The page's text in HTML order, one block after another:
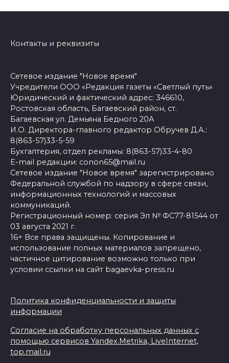
Контакты и реквизиты
Сетевое издание "Новое время"
Учредители ООО «Редакция газеты «Светлый путь»
Юридический и фактический адрес: 346610,
Ростовская область, Багаевский район, ст.
Багаевская ул. Демьяна Бедного 20А
И.О. Директора-главного редактор Обручев Д.А.:
8(863-57)33-5-59
Бухгалтерия, отдел рекламы: 8(863-57)33-4-80
E-mail редакции: conon65@mail.ru
Сетевое издание "Новое время" зарегистрировано
Федеральной службой по надзору в сфере связи,
информационных технологий и массовых
коммуникаций.
Регистрационный номер: серия Эл № ФС77-81544 от
03 августа 2021 г.
16+ Все права защищены. Копирование и
использование полных материалов запрещено,
частичное цитирование возможно только при
условии ссылки на сайт bagaevka-press.ru
Политика конфиденциальности и защиты
информации
Согласие на обработку персональных данных с
помощью сервисов Yandex.Metrika, LiveInternet,
top.mail.ru